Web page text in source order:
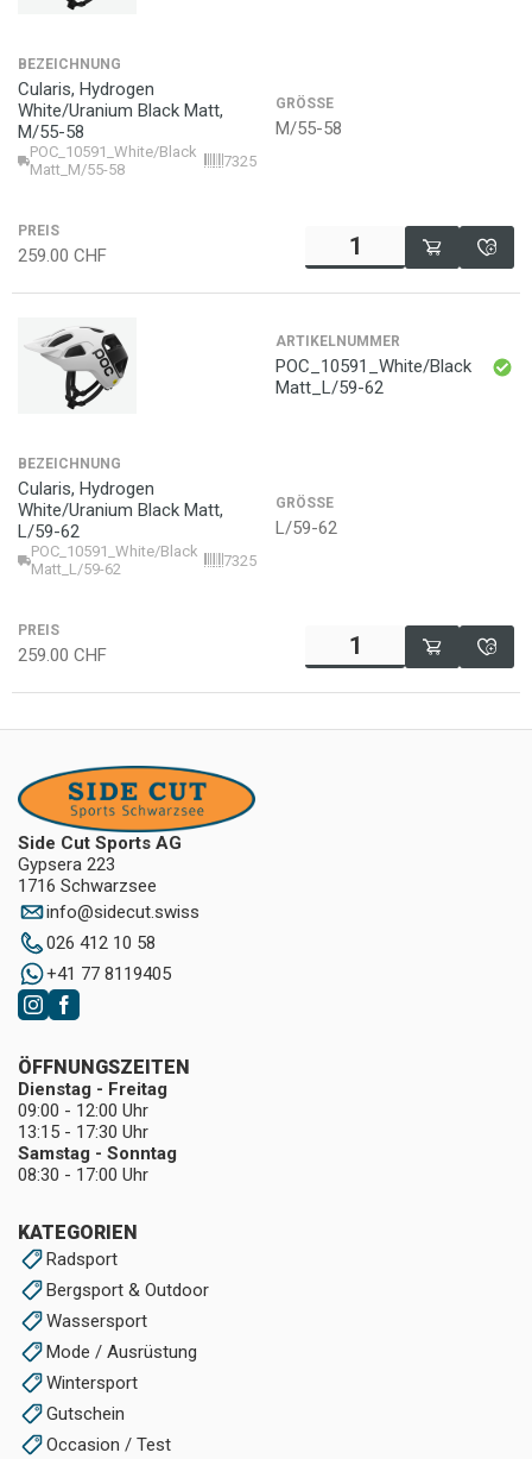
BEZEICHNUNG
Cularis, Hydrogen
White/Uranium Black Matt,
M/55-58
POC_10591_White/Black
Matt_M/55-58
7325549840379
GRÖSSE
M/55-58
PREIS
259.00 CHF
ARTIKELNUMMER
POC_10591_White/Black
Matt_L/59-62
BEZEICHNUNG
Cularis, Hydrogen
White/Uranium Black Matt,
L/59-62
POC_10591_White/Black
Matt_L/59-62
7325549840386
GRÖSSE
L/59-62
PREIS
259.00 CHF
Side Cut Sports AG
Gypsera 223
1716 Schwarzsee
info@sidecut.swiss
026 412 10 58
+41 77 8119405
KATEGORIEN
Radsport
Bergsport & Outdoor
Wassersport
Mode / Ausrüstung
Wintersport
Gutschein
Occasion / Test
ÖFFNUNGSZEITEN
Dienstag - Freitag
09:00 - 12:00 Uhr
13:15 - 17:30 Uhr
Samstag - Sonntag
08:30 - 17:00 Uhr